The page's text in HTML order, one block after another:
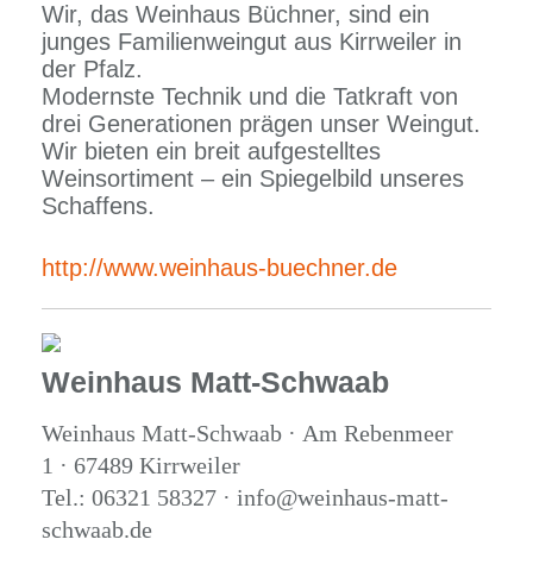
Wir, das Weinhaus Büchner, sind ein
junges Familienweingut aus Kirrweiler in
der Pfalz.
Modernste Technik und die Tatkraft von
drei Generationen prägen unser Weingut.
Wir bieten ein breit aufgestelltes
Weinsortiment – ein Spiegelbild unseres
Schaffens.
http://www.weinhaus-buechner.de
Weinhaus Matt-Schwaab
Weinhaus Matt-Schwaab · Am Rebenmeer
1 · 67489 Kirrweiler
Tel.: 06321 58327 · info@weinhaus-matt-
schwaab.de